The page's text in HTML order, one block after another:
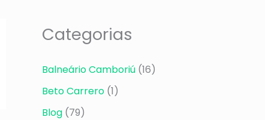
Categorias
Balneário Camboriú (16)
Beto Carrero (1)
Blog (79)